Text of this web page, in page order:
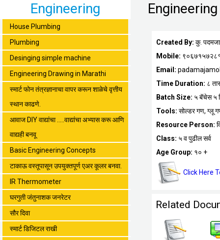
Engineering
House Plumbing
Plumbing
Desinging simple machine
Engineering Drawing in Marathi
स्मार्ट फोन तंत्रज्ञानाचा वापर करून शाळेचे वृत्तीय
स्थान काढणे.
आवाज DIY वाद्यांचा .....वाद्यांचा अभ्यास करू आणि
वाद्यही बनवू
Basic Engineering Concepts
टाकाऊ वस्तूपासून उपयुक्तपूर्ण एअर कूलर बनवा.
IR Thermometer
घरगुती जंतुनाशक जनरेटर
सौर दिवा
स्मार्ट डिजिटल राखी
Created By: कु.
Mobile:
Email:
Time Duration: ८
Batch Size: ५ बॅचेस ५
Tools: सोल्डर गण, ग्लू
Resource Person:
Class: ५ व पुढील सर्व
Age Group: १० +
Click Here
Related